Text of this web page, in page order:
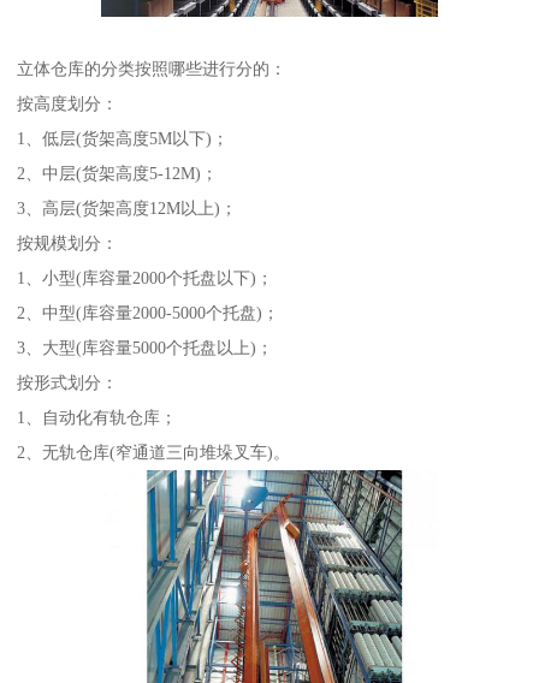
立体仓库的分类按照哪些进行分的：
按高度划分：
1、低层(货架高度5M以下)；
2、中层(货架高度5-12M)；
3、高层(货架高度12M以上)；
按规模划分：
1、小型(库容量2000个托盘以下)；
2、中型(库容量2000-5000个托盘)；
3、大型(库容量5000个托盘以上)；
按形式划分：
1、自动化有轨仓库；
2、无轨仓库(窄通道三向堆垛叉车)。